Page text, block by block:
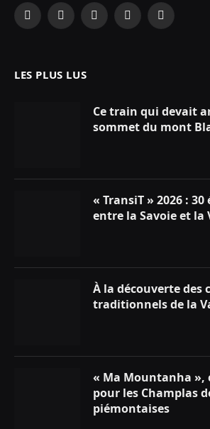
Facebook
X
InstagramYouTubeLinkedIn
LES PLUS LUS
Ce train qui devait
sommet du mont
« TransiT » 2026 :
entre la Savoie et la
À la découverte des
traditionnels de la
« Ma Mountanha »,
pour les Champlas
piémontaises